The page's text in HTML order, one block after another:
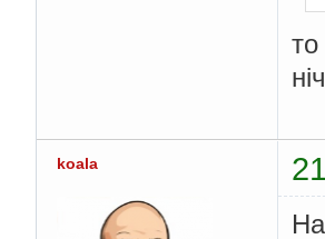
koala